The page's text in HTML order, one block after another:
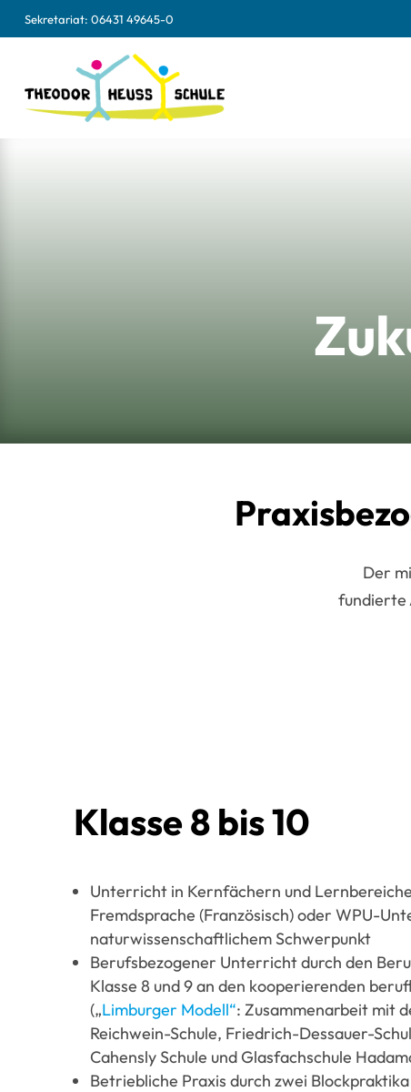
Sekretariat: 06431 49645-0
Der
fundierte
Klasse 8 bis 10
Unterricht in Kernfächern und
Fremdsprache (Französisch) oder WPU-
naturwissenschaftlichem Schwerpunkt
Berufsbezogener Unterricht durch den
Klasse 8 und 9 an den kooperierenden
(„Limburger Modell“: Zusammenarbeit mit
Reichwein-Schule, Friedrich-Dessauer-
Cahensly Schule und Glasfachschule
Betriebliche Praxis durch zwei